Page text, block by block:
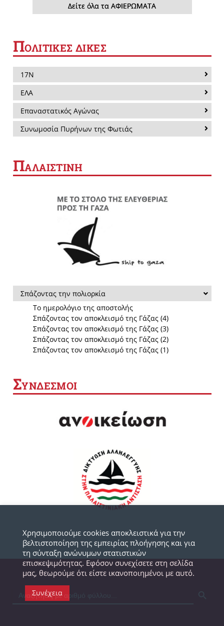
Δείτε όλα τα ΑΦΙΕΡΩΜΑΤΑ
ΠΟΛΙΤΙΚΕΣ ΔΙΚΕΣ
17Ν
ΕΛΑ
Επαναστατικός Αγώνας
Συνωμοσία Πυρήνων της Φωτιάς
ΠΑΛΑΙΣΤΙΝΗ
Σπάζοντας την πολιορκία
Το ημερολόγιο της αποστολής
Σπάζοντας τον αποκλεισμό της Γάζας (4)
Σπάζοντας τον αποκλεισμό της Γάζας (3)
Σπάζοντας τον αποκλεισμό της Γάζας (2)
Σπάζοντας τον αποκλεισμό της Γάζας (1)
ΣΥΝΔΕΣΜΟΙ
Χρησιμοποιούμε cookies αποκλειστικά για την
βελτιστοποίηση της εμπειρίας πλοήγησης και για
τη σύνταξη ανώνυμων στατιστικών
επισκεψιμότητας. Εφόσον συνεχίσετε στη σελίδα
μας, θεωρούμε ότι είστε ικανοποιημένοι με αυτό.
Συνέχεια